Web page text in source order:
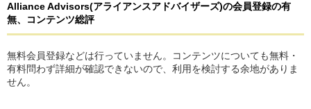
Alliance Advisors(アライアンスアドバイザーズ)の会員登録の有
無、コンテンツ総評
無料会員登録などは行っていません。コンテンツについても無料・
有料問わず詳細が確認できないので、利用を検討する余地がありま
せん。